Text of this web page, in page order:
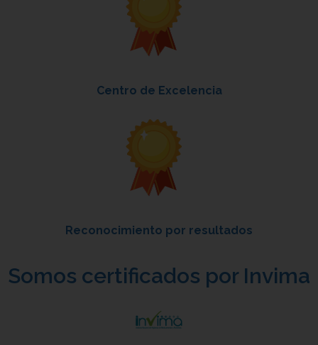
Centro de Excelencia
Reconocimiento por resultados
Somos certificados por Invima